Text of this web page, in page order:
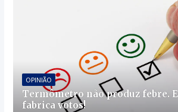
OPINIÃO
Termômetro não produz febre.
fabrica votos!